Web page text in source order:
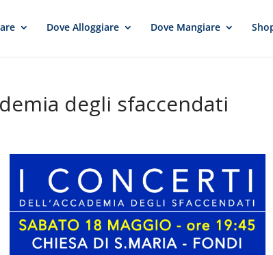
Dove Alloggiare Dove Mangiare
degli sfaccendati